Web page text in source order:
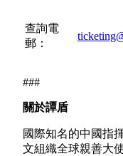
查詢電
郵：
###
關於譚盾
國際知名的中國指
文組織全球親善大